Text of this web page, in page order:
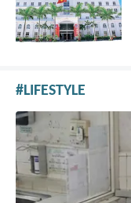
LIFESTYLE